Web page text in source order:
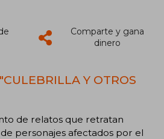
Comparte y gana
dinero
Y OTROS
de relatos que retratan
personajes afectados por el